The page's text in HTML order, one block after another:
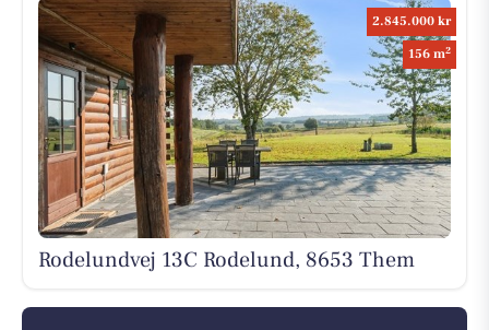
2.845.000 kr
156 m2
Rodelundvej 13C Rodelund, 8653 Them